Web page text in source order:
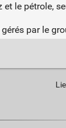
le pétrole,
par le